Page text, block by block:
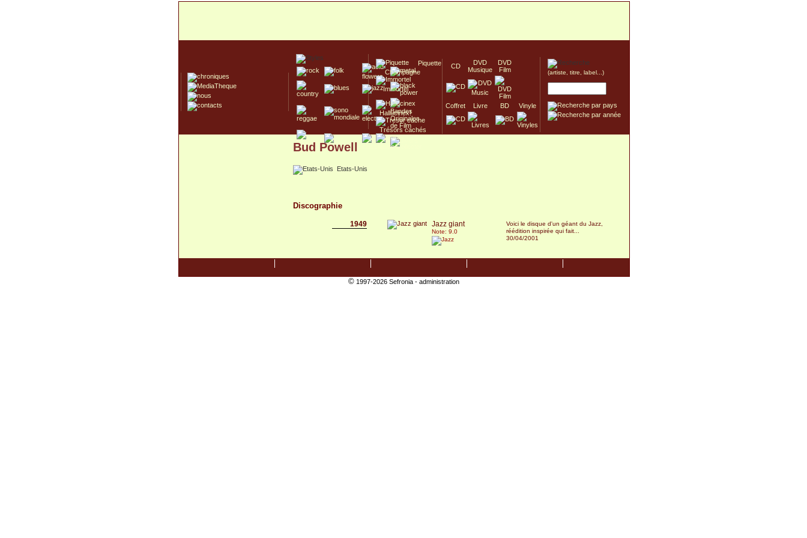
Piquette
Champagne
Immortel
Hallucinex!
Trésors cachés
Culte/Collector
CD
DVD
Musique
DVD
Film
Coffret Livre BD Vinyle
(artiste, titre, label...)
Bud Powell
Etats-Unis
Discographie
1949 Jazz giant
Note: 9.0
Voici le disque d'un géant du Jazz,
réédition inspirée qui fait...
30/04/2001
©1997-2026 Sefronia - administration